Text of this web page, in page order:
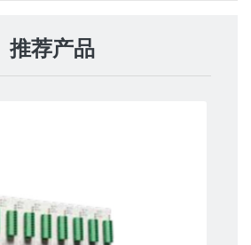
推荐产品